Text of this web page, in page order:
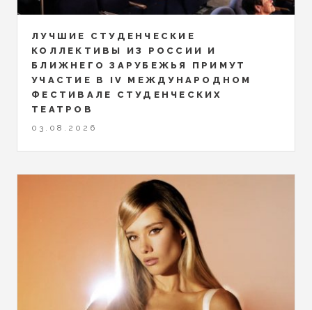
ЛУЧШИЕ СТУДЕНЧЕСКИЕ
КОЛЛЕКТИВЫ ИЗ РОССИИ И
БЛИЖНЕГО ЗАРУБЕЖЬЯ ПРИМУТ
УЧАСТИЕ В IV МЕЖДУНАРОДНОМ
ФЕСТИВАЛЕ СТУДЕНЧЕСКИХ
ТЕАТРОВ
03.08.2026